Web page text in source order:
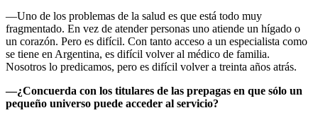
—Uno de los problemas de la salud es que está todo muy
fragmentado. En vez de atender personas uno atiende un hígado o
un corazón. Pero es difícil. Con tanto acceso a un especialista como
se tiene en Argentina, es difícil volver al médico de familia.
Nosotros lo predicamos, pero es difícil volver a treinta años atrás.
—¿Concuerda con los titulares de las prepagas en que sólo un
pequeño universo puede acceder al servicio?